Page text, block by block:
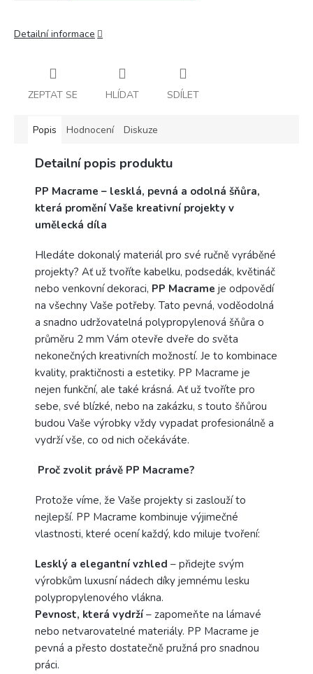
Detailní informace
ZEPTAT SE HLÍDAT SDÍLET
Popis Hodnocení Diskuze
Detailní popis produktu
PP Macrame – lesklá, pevná a odolná šňůra,
která promění Vaše kreativní projekty v
umělecká díla
Hledáte dokonalý materiál pro své ručně vyráběné
projekty? Ať už tvoříte kabelku, podsedák, květináč
nebo venkovní dekoraci, PP Macrame je odpovědí
na všechny Vaše potřeby. Tato pevná, voděodolná
a snadno udržovatelná polypropylenová šňůra o
průměru 2 mm Vám otevře dveře do světa
nekonečných kreativních možností. Je to kombinace
kvality, praktičnosti a estetiky. PP Macrame je
nejen funkční, ale také krásná. Ať už tvoříte pro
sebe, své blízké, nebo na zakázku, s touto šňůrou
budou Vaše výrobky vždy vypadat profesionálně a
vydrží vše, co od nich očekáváte.
Proč zvolit právě PP Macrame?
Protože víme, že Vaše projekty si zaslouží to
nejlepší. PP Macrame kombinuje výjimečné
vlastnosti, které ocení každý, kdo miluje tvoření:
Lesklý a elegantní vzhled – přidejte svým
výrobkům luxusní nádech díky jemnému lesku
polypropylenového vlákna.
Pevnost, která vydrží – zapomeňte na lámavé
nebo netvarovatelné materiály. PP Macrame je
pevná a přesto dostatečně pružná pro snadnou
práci.